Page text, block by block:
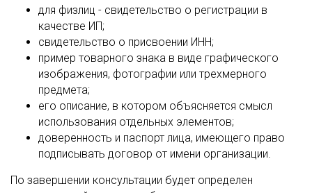
для физлиц - свидетельство о регистрации в
качестве ИП;
свидетельство о присвоении ИНН;
пример товарного знака в виде графического
изображения, фотографии или трехмерного
предмета;
его описание, в котором объясняется смысл
использования отдельных элементов;
доверенность и паспорт лица, имеющего право
подписывать договор от имени организации.
По завершении консультации будет определен